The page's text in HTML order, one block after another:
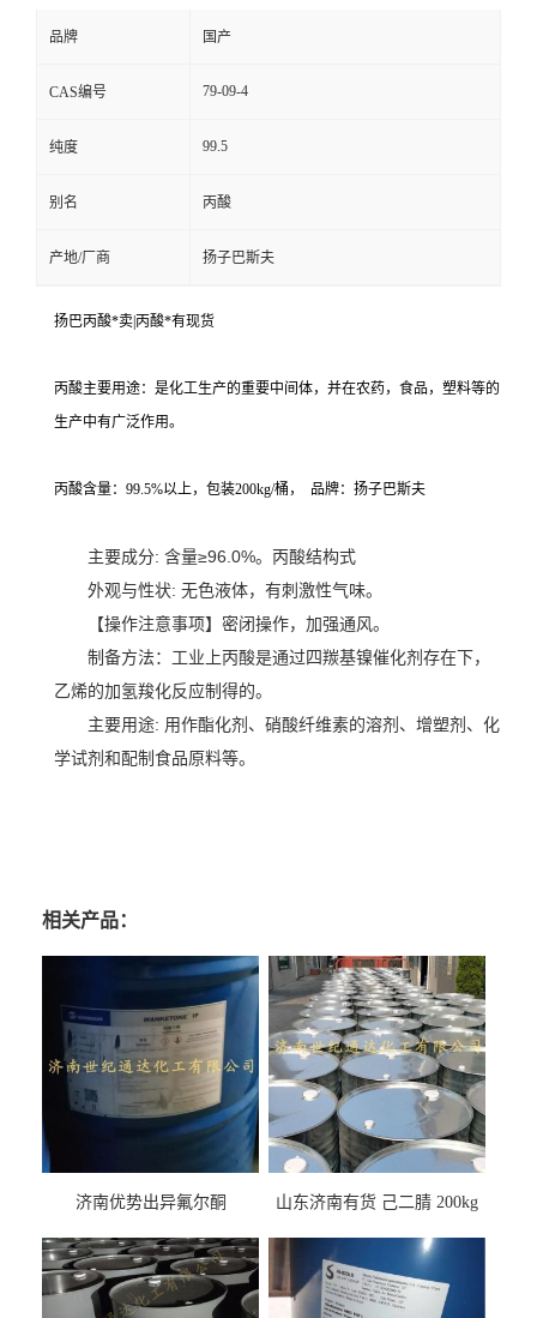
品牌 国产
CAS编号 79-09-4
纯度 99.5
别名 丙酸
产地/厂商 扬子巴斯夫
扬巴丙酸*卖|丙酸*有现货
丙酸主要用途：是化工生产的重要中间体，并在农药，食品，塑料等的
生产中有广泛作用。
丙酸含量：99.5%以上，包装200kg/桶， 品牌：扬子巴斯夫
主要成分: 含量≥96.0%。 丙酸结构式
外观与性状: 无色液体，有刺激性气味。
【操作注意事项】密闭操作，加强通风。
制备方法： 工业上丙酸是通过四羰基镍催化剂存在下，
乙烯的加氢羧化反应制得的。
主要用途: 用作酯化剂、硝酸纤维素的溶剂 、增塑剂、化
学试剂和配制食品原料等。
相关产品：
济南优势出异氟尔酮
山东济南有货 己二腈 200kg